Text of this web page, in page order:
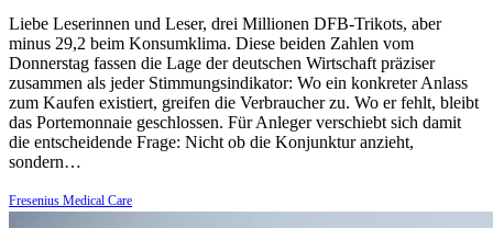
Liebe Leserinnen und Leser, drei Millionen DFB-Trikots, aber
minus 29,2 beim Konsumklima. Diese beiden Zahlen vom
Donnerstag fassen die Lage der deutschen Wirtschaft präziser
zusammen als jeder Stimmungsindikator: Wo ein konkreter Anlass
zum Kaufen existiert, greifen die Verbraucher zu. Wo er fehlt, bleibt
das Portemonnaie geschlossen. Für Anleger verschiebt sich damit
die entscheidende Frage: Nicht ob die Konjunktur anzieht,
sondern…
Fresenius Medical Care